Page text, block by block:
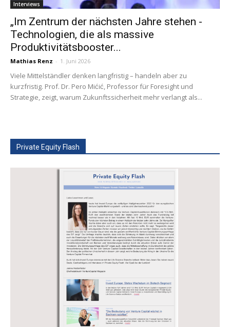
Interviews
„Im Zentrum der nächsten Jahre stehen ­
Technologien, die als massive
Produktivitätsbooster...
Mathias Renz - 1. Juni 2026
Viele Mittelständler denken langfristig – handeln aber zu
kurzfristig. Prof. Dr. Pero Mićić, Professor für Foresight und
Strategie, zeigt, warum Zukunftssicherheit mehr verlangt als...
Private Equity Flash